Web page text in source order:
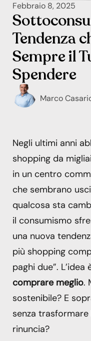
Febbraio 8, 2025
Tendenza
Sempre il
Spendere
Marco
Negli ultimi anni
shopping da
in un centro
che sembrano
qualcosa sta
il consumismo
una nuova
più shopping
paghi due”. L’idea
comprare meglio.
sostenibile? E
senza trasformare
rinuncia?